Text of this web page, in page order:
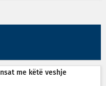
me këtë veshje